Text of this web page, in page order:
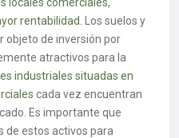
rentabilidad
. Los suelos y
objeto de inversión por
atractivos para la
industriales situadas en
cada vez encuentran
Es importante que
de estos activos para